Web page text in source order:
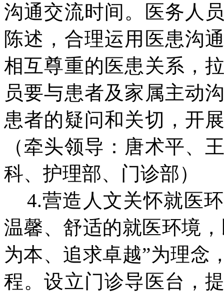
沟通交流时间。医务人
陈述，合理运用医患沟
相互尊重的医患关系，
员要与患者及家属主动
患者的疑问和关切，开
（牵头领导：唐术平、
科、护理部、门诊部）
4.营造人文关怀就医
温馨、舒适的就医环境
为本、追求卓越”为理念
程。设立门诊导医台，